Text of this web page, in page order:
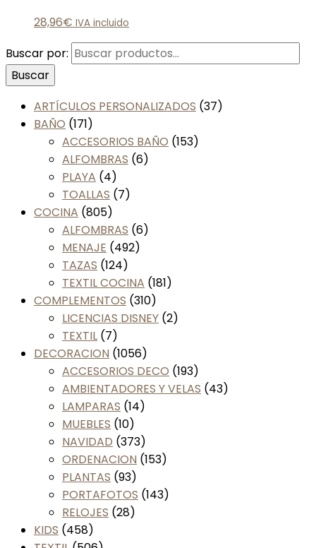
28,96€ IVA incluido
Buscar por:
Buscar
ARTÍCULOS PERSONALIZADOS (37)
BAÑO (171)
ACCESORIOS BAÑO (153)
ALFOMBRAS (6)
PLAYA (4)
TOALLAS (7)
COCINA (805)
ALFOMBRAS (6)
MENAJE (492)
TAZAS (124)
TEXTIL COCINA (181)
COMPLEMENTOS (310)
LICENCIAS DISNEY (2)
TEXTIL (7)
DECORACION (1056)
ACCESORIOS DECO (193)
AMBIENTADORES Y VELAS (43)
LAMPARAS (14)
MUEBLES (10)
NAVIDAD (373)
ORDENACION (153)
PLANTAS (93)
PORTAFOTOS (143)
RELOJES (28)
KIDS (458)